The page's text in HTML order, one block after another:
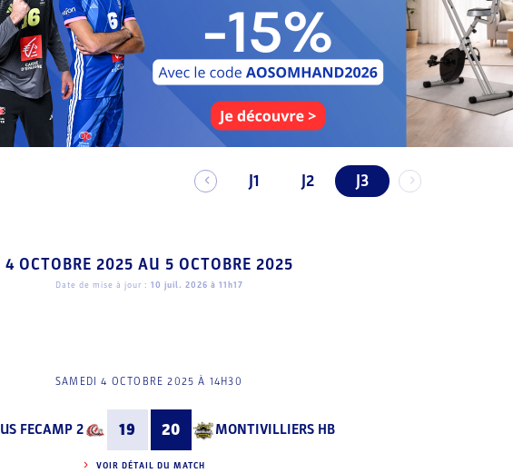
J1 J2 J3
4 OCTOBRE 2025 AU 5 OCTOBRE 2025
Date de mise à jour : 10 juil. 2026 à 11h17
SAMEDI 4 OCTOBRE 2025 À 14H30
US FECAMP 2 19 20 MONTIVILLIERS HB
VOIR DÉTAIL DU MATCH